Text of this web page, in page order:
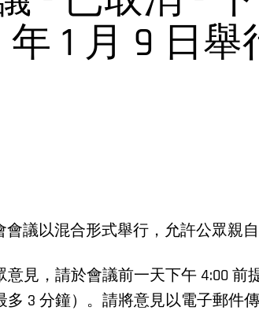
年 1 月 9 日舉
會議以混合形式舉行，允許公眾親
意見，請於會議前一天下午 4:00 前
多 3 分鐘）。請將意見以電子郵件